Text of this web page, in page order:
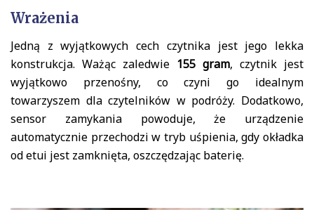
Wrażenia
Jedną z wyjątkowych cech czytnika jest jego lekka
konstrukcja. Ważąc zaledwie 155 gram, czytnik jest
wyjątkowo przenośny, co czyni go idealnym
towarzyszem dla czytelników w podróży. Dodatkowo,
sensor zamykania powoduje, że urządzenie
automatycznie przechodzi w tryb uśpienia, gdy okładka
od etui jest zamknięta, oszczędzając baterię.